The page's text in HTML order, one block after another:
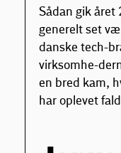
Sådan gik året
generelt set
danske tech-
virksomhe-
en bred kam,
har oplevet